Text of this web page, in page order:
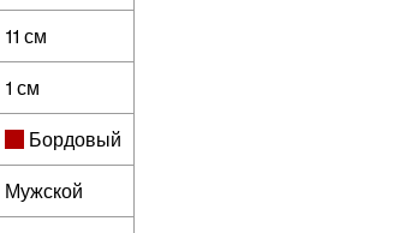
11 см
1 см
Бордовый
Мужской